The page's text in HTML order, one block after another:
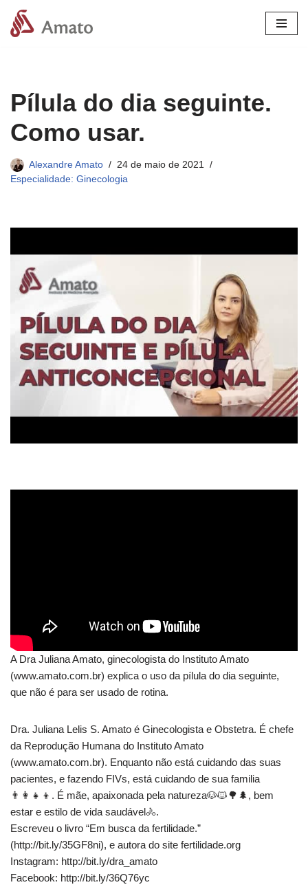
Pular
Pílula do dia seguinte.
Como usar.
Alexandre Amato
24 de maio de 2021
Especialidade: Ginecologia
A Dra Juliana Amato, ginecologista do Instituto Amato
(www.amato.com.br) explica o uso da pílula do dia seguinte,
que não é para ser usado de rotina.
Dra. Juliana Lelis S. Amato é Ginecologista e Obstetra. É chefe
da Reprodução Humana do Instituto Amato
(www.amato.com.br). Enquanto não está cuidando das suas
pacientes, e fazendo FIVs, está cuidando de sua familia
👨‍👩‍👧‍👦. É mãe, apaixonada pela natureza🐶🐱🌳🌲, bem
estar e estilo de vida saudável🚴.
Escreveu o livro “Em busca da fertilidade.”
(http://bit.ly/35GF8ni), e autora do site fertilidade.org
Instagram: http://bit.ly/dra_amato
Facebook: http://bit.ly/36Q76yc